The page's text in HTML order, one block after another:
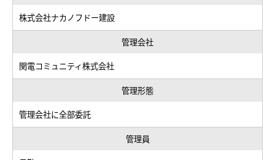
株式会社ナカノフドー建設
管理会社
関電コミュニティ株式会社
管理形態
管理会社に全部委託
管理員